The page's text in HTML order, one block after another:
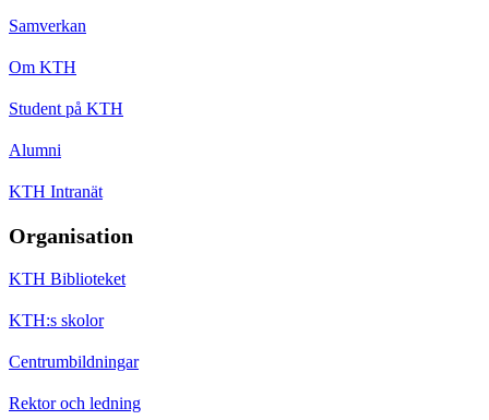
Samverkan
Om KTH
Student på KTH
Alumni
KTH Intranät
Organisation
KTH Biblioteket
KTH:s skolor
Centrumbildningar
Rektor och ledning